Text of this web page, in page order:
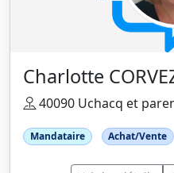
Charlotte
40090 Uchacq et
Mandataire Achat/Vente